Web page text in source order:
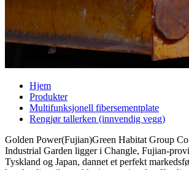
Hjem
Produkter
Multifunksjonell fibersementplate
Rengjør tallerken (innvendig vegg)
Golden Power(Fujian)Green Habitat Group
Industrial Garden ligger i Changle, Fujian-
Tyskland og Japan, dannet et perfekt